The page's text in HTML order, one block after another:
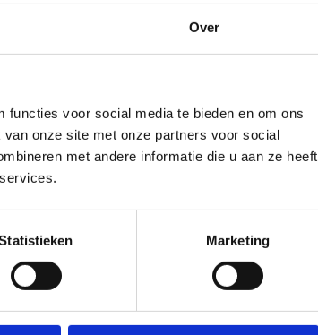
Over
voor social media te bieden en om ons
onze site met onze partners voor social
met andere informatie die u aan ze heeft
Marketing